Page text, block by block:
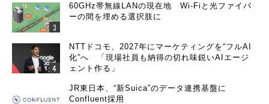
60GHz帯無線LANの現在地 Wi-Fiと光ファイバ
ーの間を埋める選択肢に
NTTドコモ、2027年にマーケティングを“フルAI
化”へ 「現場社員も納得の切れ味鋭いAIエージ
ェント作る」
JR東日本、“新Suica”のデータ連携基盤に
Confluent採用